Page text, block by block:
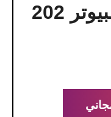
أحدث إصدار الكمبيوتر 202